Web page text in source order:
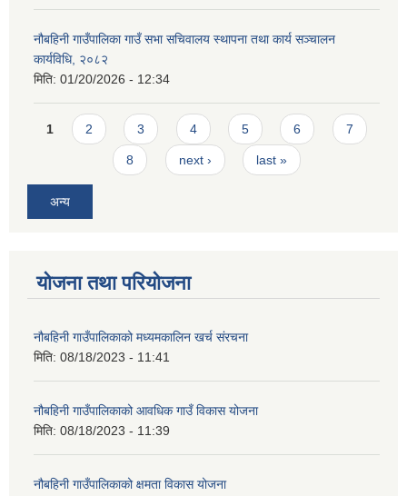
नौबहिनी गाउँपालिका गाउँ सभा सचिवालय स्थापना तथा कार्य सञ्चालन
कार्यविधि, २०८२
मिति: 01/20/2026 - 12:34
Pages
1 2 3 4 5 6 7
8 next › last »
अन्य
योजना तथा परियोजना
नौबहिनी गाउँपालिकाको मध्यमकालिन खर्च संरचना
मिति: 08/18/2023 - 11:41
नौबहिनी गाउँपालिकाको आवधिक गाउँ विकास योजना
मिति: 08/18/2023 - 11:39
नौबहिनी गाउँपालिकाको क्षमता विकास योजना